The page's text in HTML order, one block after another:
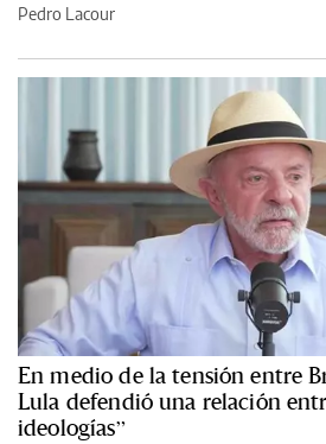
Pedro Lacour
En medio de la tensión entre
Lula defendió una relación
ideologías”